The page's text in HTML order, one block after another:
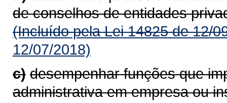
de conselhos de entidades
(Incluído pela Lei 14825 de 12/
12/07/2018)
c) desempenhar funções que
administrativa em empresa ou